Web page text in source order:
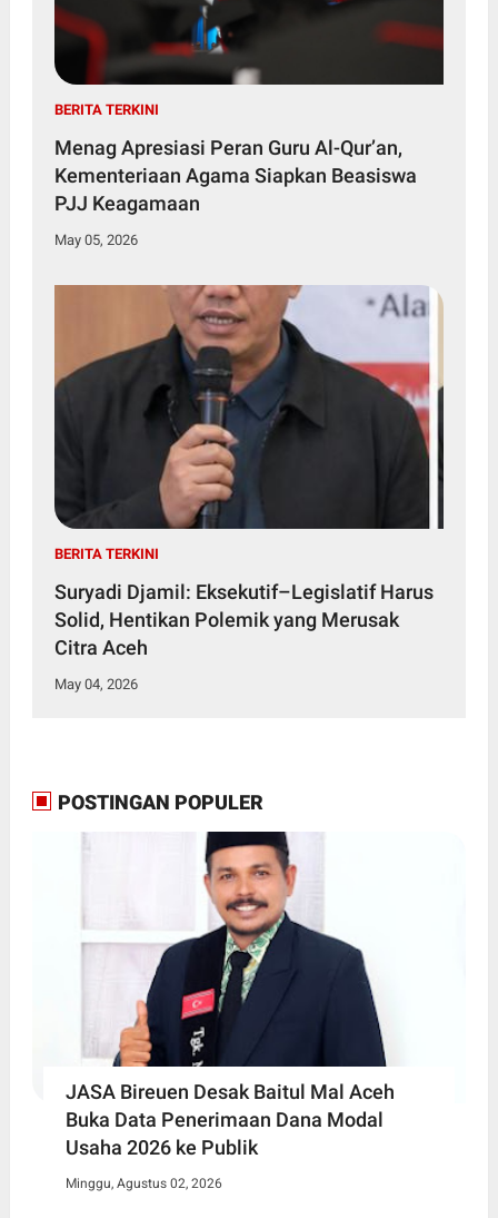
BERITA TERKINI
Menag Apresiasi Peran Guru Al-Qur’an,
Kementeriaan Agama Siapkan Beasiswa
PJJ Keagamaan
May 05, 2026
BERITA TERKINI
Suryadi Djamil: Eksekutif–Legislatif Harus
Solid, Hentikan Polemik yang Merusak
Citra Aceh
May 04, 2026
POSTINGAN POPULER
JASA Bireuen Desak Baitul Mal Aceh
Buka Data Penerimaan Dana Modal
Usaha 2026 ke Publik
Minggu, Agustus 02, 2026